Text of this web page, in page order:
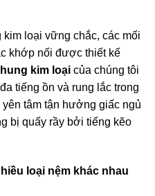
loại vững chắc, các mối
khớp nối được thiết kế
kim loại của chúng tôi
tiếng ồn và rung lắc trong
tâm tận hưởng giấc ngủ
bị quấy rầy bởi tiếng kẽo
loại nệm khác nhau